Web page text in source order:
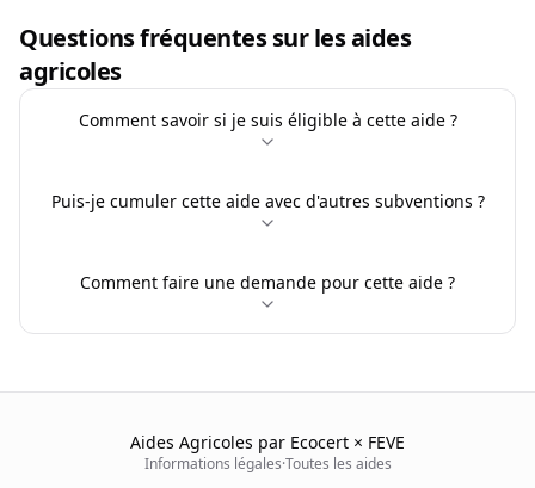
Questions fréquentes sur les aides
agricoles
Comment savoir si je suis éligible à cette aide ?
Puis-je cumuler cette aide avec d'autres subventions ?
Comment faire une demande pour cette aide ?
Aides Agricoles par Ecocert × FEVE
Informations légales·Toutes les aides